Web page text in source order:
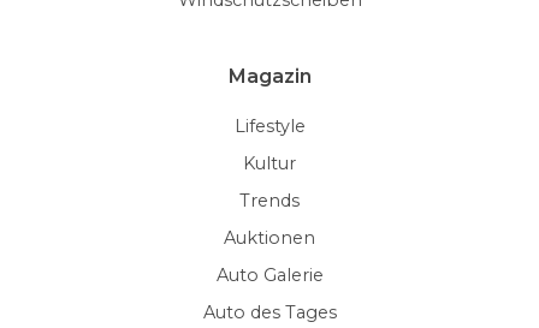
Magazin
Lifestyle
Kultur
Trends
Auktionen
Auto Galerie
Auto des Tages